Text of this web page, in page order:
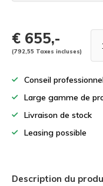
€ 655,-
(792,55 Taxes incluses)
Conseil
Large gamme de
Livraison de stock
Leasing possible
Description du